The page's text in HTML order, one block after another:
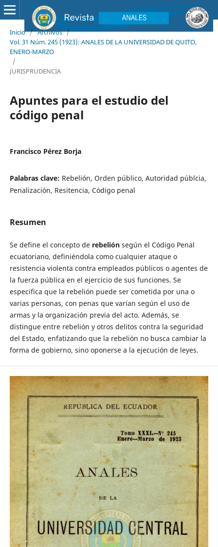
Inicio / Archivos /
Vol. 31 Núm. 245 (1923): ANALES DE LA UNIVERSIDAD DE QUITO,
ENERO-MARZO
/
JURISPRUDENCIA
Apuntes para el estudio del
código penal
Francisco Pérez Borja
Palabras clave: Rebelión, Orden público, Autoridad públcia,
Penalización, Resitencia, Código penal
Resumen
Se define el concepto de rebeliónsegún el Código Penal
ecuatoriano, definiéndola como cualquier ataque o
resistencia violenta contra empleados públicos o agentes de
la fuerza pública en el ejercicio de sus funciones. Se
especifica que la rebelión puede ser cometida por una o
varias personas, con penas que varían según el uso de
armas y la organización previa del acto. Además, se
distingue entre rebelión y otros delitos contra la seguridad
del Estado, enfatizando que la rebelión no busca cambiar la
forma de gobierno, sino oponerse a la ejecución de leyes.